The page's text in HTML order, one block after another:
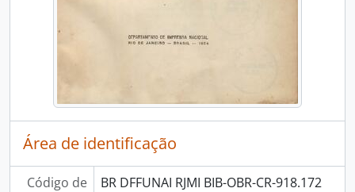
Área de identificação
Código de
BR DFFUNAI RJMI BIB-OBR-CR-918.172